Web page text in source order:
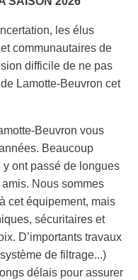
les élus
communautaires de
difficile de ne pas
Lamotte-Beuvron cet
Beuvron vous
Beaucoup
y ont passé de longues
Nous sommes
cet équipement, mais
sécuritaires et
D’importants travaux
de filtrage...)
délais pour assurer